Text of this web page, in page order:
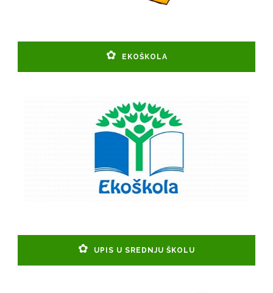
EKOŠKOLA
UPIS U SREDNJU ŠKOLU